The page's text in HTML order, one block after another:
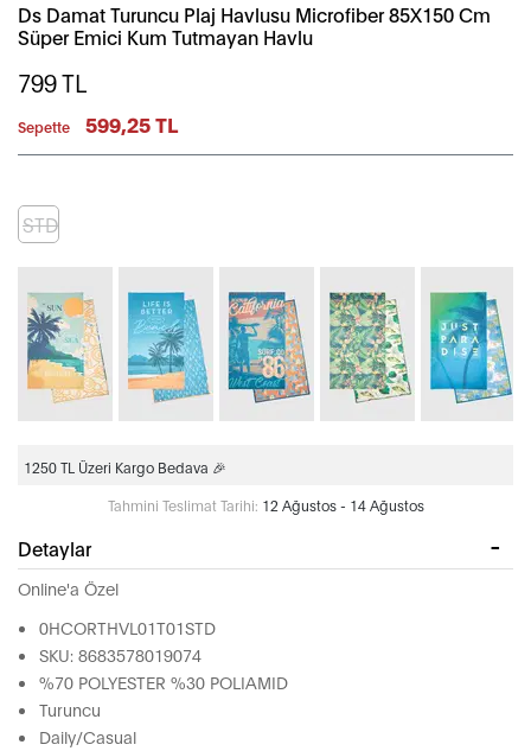
Ds Damat Turuncu Plaj Havlusu Microfiber 85X150 Cm
Süper Emici Kum Tutmayan Havlu
799TL
Sepette 599,25 TL
STD
1250 TL Üzeri Kargo Bedava 🎉
Tahmini Teslimat Tarihi: 12 Ağustos - 14 Ağustos
Detaylar
Online'a Özel
0HCORTHVL01T01STD
SKU: 8683578019074
%70 POLYESTER %30 POLIAMID
Turuncu
Daily/Casual